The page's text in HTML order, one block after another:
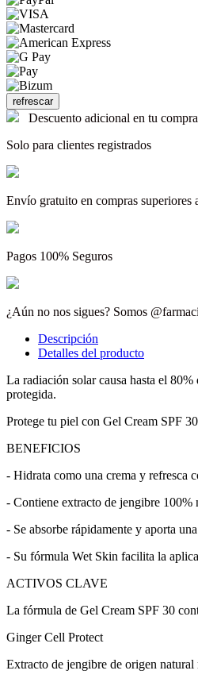
Descuento adicional en tu
Solo para clientes registrados
Envío gratuito en compras superiores
Pagos 100% Seguros
¿Aún no nos sigues? Somos
Descripción
Detalles del producto
La radiación solar causa hasta el
protegida.
Protege tu piel con Gel Cream SPF
BENEFICIOS
- Hidrata como una crema y refresca
- Contiene extracto de jengibre
- Se absorbe rápidamente y aporta
- Su fórmula Wet Skin facilita la
ACTIVOS CLAVE
La fórmula de Gel Cream SPF 30
Ginger Cell Protect
Extracto de jengibre de origen